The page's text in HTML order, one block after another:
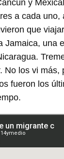
y
a cada uno,
que
Jamaica, una
No los vi más,
fueron los